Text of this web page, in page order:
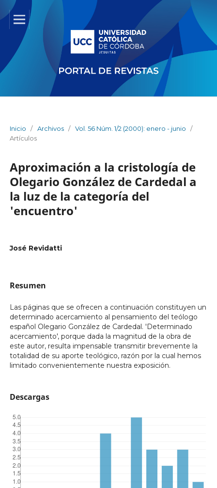
Inicio / Archivos / Vol. 56 Núm. 1/2 (2000): enero - junio
/
Artículos
Aproximación a la cristología de
Olegario González de Cardedal a
la luz de la categoría del
'encuentro'
José Revidatti
Resumen
Las páginas que se ofrecen a continuación constituyen un
determinado acercamiento al pensamiento del teólogo
español Olegario González de Cardedal. 'Determinado
acercamiento', porque dada la magnitud de la obra de
este autor, resulta impensable transmitir brevemente la
totalidad de su aporte teológico, razón por la cual hemos
limitado convenientemente nuestra exposición.
Descargas